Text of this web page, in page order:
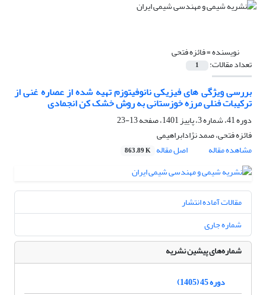
نویسنده =فائزه فتحی
تعداد مقالات: 1
بررسی ویژگی های فیزیکی نانوفیتوزم تهیه شده از عصاره غنی از
ترکیبات فنلی مرزه خوزستانی به روش خشک کن انجمادی
دوره 41، شماره 3، پاییز 1401، صفحه
13-23
فائزه فتحی، صمد نژادابراهیمی
مشاهده مقاله
اصل مقاله 863.89 K
مقالات آماده انتشار
شماره جاری
شماره‌های پیشین نشریه
دوره 45 (1405)